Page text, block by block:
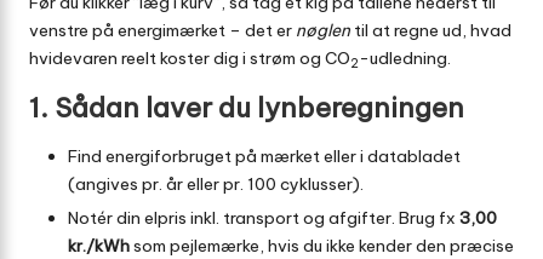
venstre på energimærket – det er nøglen til at regne ud, hvad
hvidevaren reelt koster dig i strøm og CO2-udledning.
1. Sådan laver du lynberegningen
Find energiforbruget på mærket eller i databladet
(angives pr. år eller pr. 100 cyklusser).
Notér din elpris inkl. transport og afgifter. Brug fx 3,00
kr./kWhsom pejlemærke, hvis du ikke kender den præcise